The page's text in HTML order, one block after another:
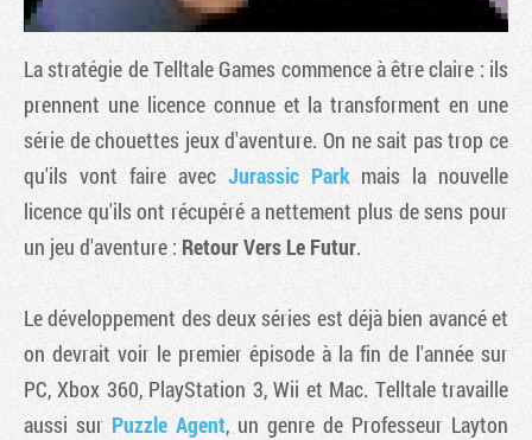
La stratégie de Telltale Games commence à être claire : ils
prennent une licence connue et la transforment en une
série de chouettes jeux d'aventure. On ne sait pas trop ce
qu'ils vont faire avec Jurassic Parkmais la nouvelle
licence qu'ils ont récupéré a nettement plus de sens pour
un jeu d'aventure : Retour Vers Le Futur.
Le développement des deux séries est déjà bien avancé et
on devrait voir le premier épisode à la fin de l'année sur
PC, Xbox 360, PlayStation 3, Wii et Mac. Telltale travaille
aussi sur Puzzle Agent, un genre de Professeur Layton